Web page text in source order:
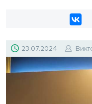
23.07.2024